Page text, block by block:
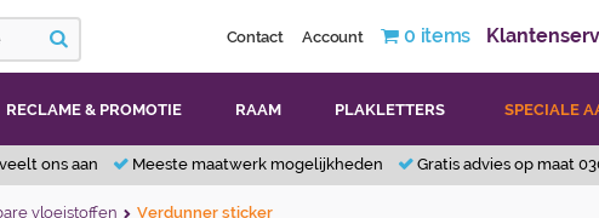
Contact Account 0 items
RECLAME & PROMOTIE RAAM PLAKLETTERS SPECIALE
ons aan Meeste maatwerk mogelijkheden Gratis advies op maat
vloeistoffen Verdunner sticker